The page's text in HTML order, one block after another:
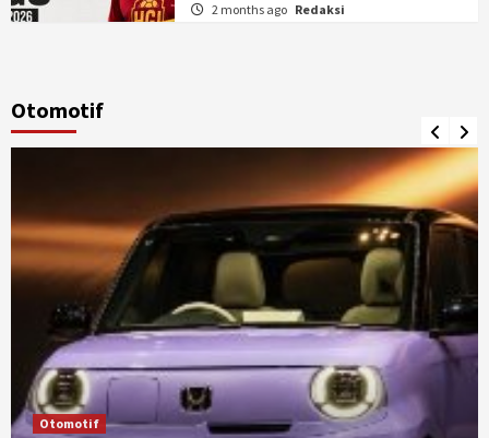
2 months ago Redaksi
Otomotif
Otomotif